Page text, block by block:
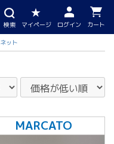
検索 マイページ ログイン カート
ット
MARCATO